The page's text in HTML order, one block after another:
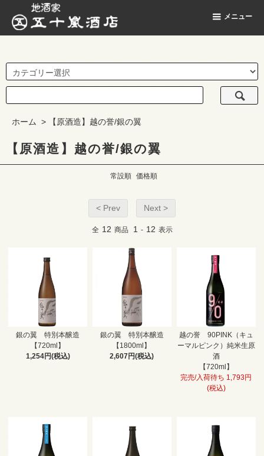
地酒家 五十嵐酒店
メニュー
ホーム > 【原酒造】越の誉/銀の翼
【原酒造】越の誉/銀の翼
常設順 価格順
< Prev Next >
全 12 商品 1 - 12 表示
銀の翼 特別本醸造
【720ml】
1,254円(税込)
銀の翼 特別本醸造
【1800ml】
2,607円(税込)
越の誉 90PINK（キュ
ーマルピンク）純米生原
酒
【720ml】
完売/入荷待ち 1,793円
(税込)